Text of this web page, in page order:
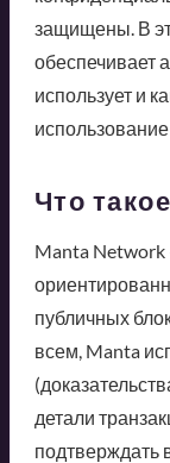
защищены. В
обеспечивает
использует и
Что
Manta Network
публичных
всем, Manta
детали
подтверждать